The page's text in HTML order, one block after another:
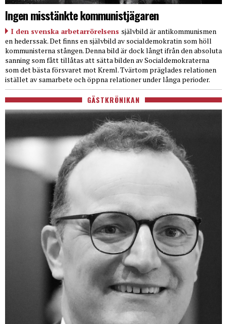
Ingen misstänkte kommunistjägaren
I den svenska arbetarrörelsens självbild är antikommunismen
en hederssak. Det finns en självbild av socialdemokratin som höll
kommunisterna stången. Denna bild är dock långt ifrån den absoluta
sanning som fått tillåtas att sätta bilden av Socialdemokraterna
som det bästa försvaret mot Kreml. Tvärtom präglades relationen
istället av samarbete och öppna relationer under långa perioder.
GÄSTKRÖNIKAN